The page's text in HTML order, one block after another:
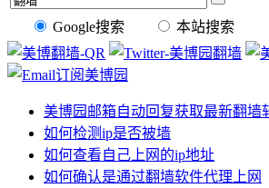
Google搜索 本站搜索
美博园邮箱自动回复获取最新翻墙
如何检测ip是否被墙
如何查看自己上网的ip地址
如何确认是通过翻墙软件代理上网